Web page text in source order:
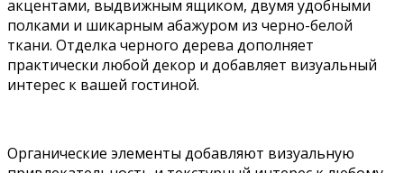
акцентами, выдвижным ящиком, двумя удобными
полками и шикарным абажуром из черно-белой
ткани. Отделка черного дерева дополняет
практически любой декор и добавляет визуальный
интерес к вашей гостиной.
Органические элементы добавляют визуальную